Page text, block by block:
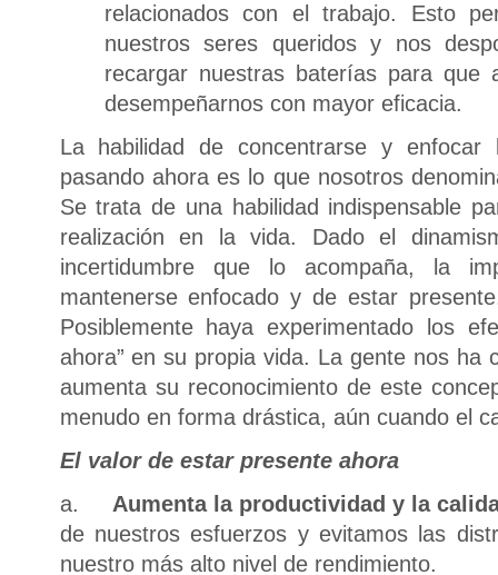
relacionados con el trabajo. Esto
nuestros seres queridos y nos
recargar nuestras baterías para que
desempeñarnos con mayor eficacia.
La habilidad de concentrarse y
pasando ahora es lo que nosotros
Se trata de una habilidad indispensable
realización en la vida. Dado el
incertidumbre que lo acompaña, la
mantenerse enfocado y de estar
Posiblemente haya experimentado los
ahora” en su propia vida. La gente nos ha
aumenta su reconocimiento de este
menudo en forma drástica, aún cuando el
El valor de estar presente ahora
a. Aumenta la productividad y la
de nuestros esfuerzos y evitamos las
nuestro más alto nivel de rendimiento.